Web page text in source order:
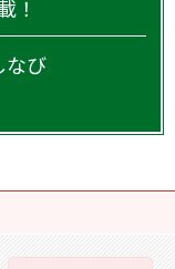
！
なび